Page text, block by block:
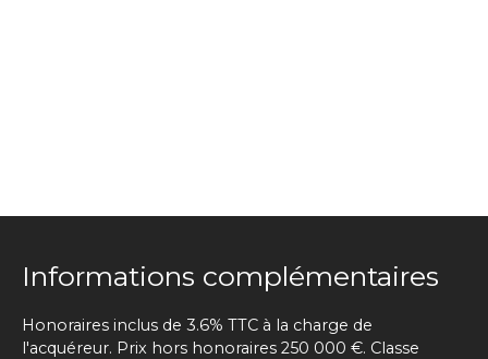
Informations complémentaires
Honoraires inclus de 3.6% TTC à la charge de
l'acquéreur. Prix hors honoraires 250 000 €. Classe